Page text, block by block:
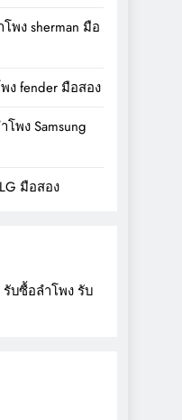
พง sherman มือ
ง fender มือสอง
พง Samsung
มือสอง
รับซื้อลำโพง รับ